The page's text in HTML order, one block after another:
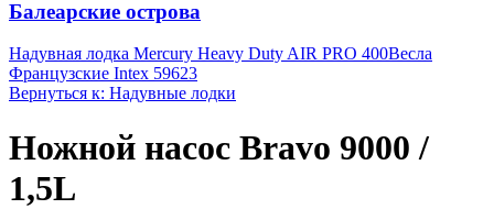
Балеарские острова
Надувная лодка Mercury Heavy Duty AIR PRO 400Весла
Французские Intex 59623
Вернуться к: Надувные лодки
Ножной насос Bravo 9000 /
1,5L